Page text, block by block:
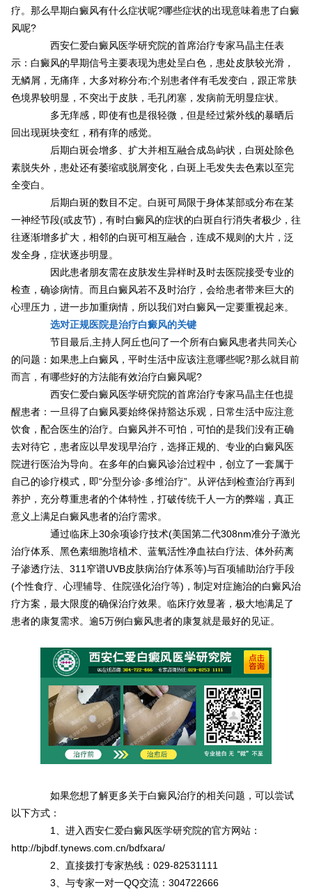
疗。那么早期白癜风有什么症状呢?哪些症状的出现意味着患了白癜
风呢?
西安仁爱白癜风医学研究院的首席治疗专家马晶主任表
示：白癜风的早期信号主要表现为患处呈白色，患处皮肤较光滑，
无鳞屑，无痛痒，大多对称分布;个别患者伴有毛发变白，跟正常肤
色境界较明显，不突出于皮肤，毛孔闭塞，发病前无明显症状。
多无痒感，即使有也是很轻微，但是经过紫外线的暴晒后
回出现斑块变红，稍有痒的感觉。
后期白斑会增多、扩大并相互融合成岛屿状，白斑处除色
素脱失外，患处还有萎缩或脱屑变化，白斑上毛发失去色素以至完
全变白。
后期白斑的数目不定。白斑可局限于身体某部或分布在某
一神经节段(或皮节)，有时白癜风的症状的白斑自行消失者极少，往
往逐渐增多扩大，相邻的白斑可相互融合，连成不规则的大片，泛
发全身，症状逐步明显。
因此患者朋友需在皮肤发生异样时及时去医院接受专业的
检查，确诊病情。而且白癜风若不及时治疗，会给患者带来巨大的
心理压力，进一步加重病情，所以我们对白癜风一定要重视起来。
选对正规医院是治疗白癜风的关键
节目最后,主持人阿丘也问了一个所有白癜风患者共同关心
的问题：如果患上白癜风，平时生活中应该注意哪些呢?那么就目前
而言，有哪些好的方法能有效治疗白癜风呢?
西安仁爱白癜风医学研究院的首席治疗专家马晶主任也提
醒患者：一旦得了白癜风要始终保持豁达乐观，日常生活中应注意
饮食，配合医生的治疗。白癜风并不可怕，可怕的是我们没有正确
去对待它，患者应以早发现早治疗，选择正规的、专业的白癜风医
院进行医治为导向。在多年的白癜风诊治过程中，创立了一套属于
自己的诊疗模式，即“分型分诊·多维治疗”。从评估到检查治疗再到
养护，充分尊重患者的个体特性，打破传统千人一方的弊端，真正
意义上满足白癜风患者的治疗需求。
通过临床上30余项诊疗技术(美国第二代308nm准分子激光
治疗体系、黑色素细胞培植术、蓝氧活性净血祛白疗法、体外药离
子渗透疗法、311窄谱UVB皮肤病治疗体系等)与百项辅助治疗手段
(个性食疗、心理辅导、住院强化治疗等)，制定对症施治的白癜风治
疗方案，最大限度的确保治疗效果。临床疗效显著，极大地满足了
患者的康复需求。逾5万例白癜风患者的康复就是最好的见证。
如果您想了解更多关于白癜风治疗的相关问题，可以尝试
以下方式：
1、进入西安仁爱白癜风医学研究院的官方网站：
http://bjbdf.tynews.com.cn/bdfxara/
2、直接拨打专家热线：029-82531111
3、与专家一对一QQ交流：304722666